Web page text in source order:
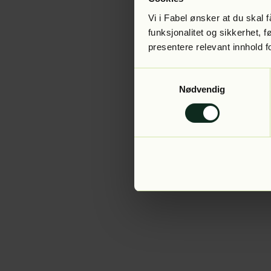
Vi i Fabel ønsker at du skal
funksjonalitet og sikkerhet,
presentere relevant innhold
Nødvendig
Application